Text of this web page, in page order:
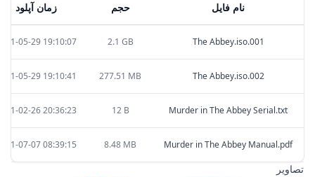
نام فایل حجم زمان آپلود
The Abbey.iso.001
2.1 GB
05-29 19:10:07
The Abbey.iso.002
277.51 MB
05-29 19:10:41
Murder in The Abbey Serial.txt
12 B
02-26 20:36:23
Murder in The Abbey Manual.pdf
8.48 MB
07-07 08:39:15
تصاویر